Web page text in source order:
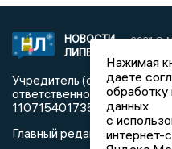
НОВОСТИ
ЛИПЕЦКА
2021 ©
Учредитель
ответственностью
1107154017354)
Главный редактор: Герцог
Нажимая
даете
обработку
данных
с
интернет-